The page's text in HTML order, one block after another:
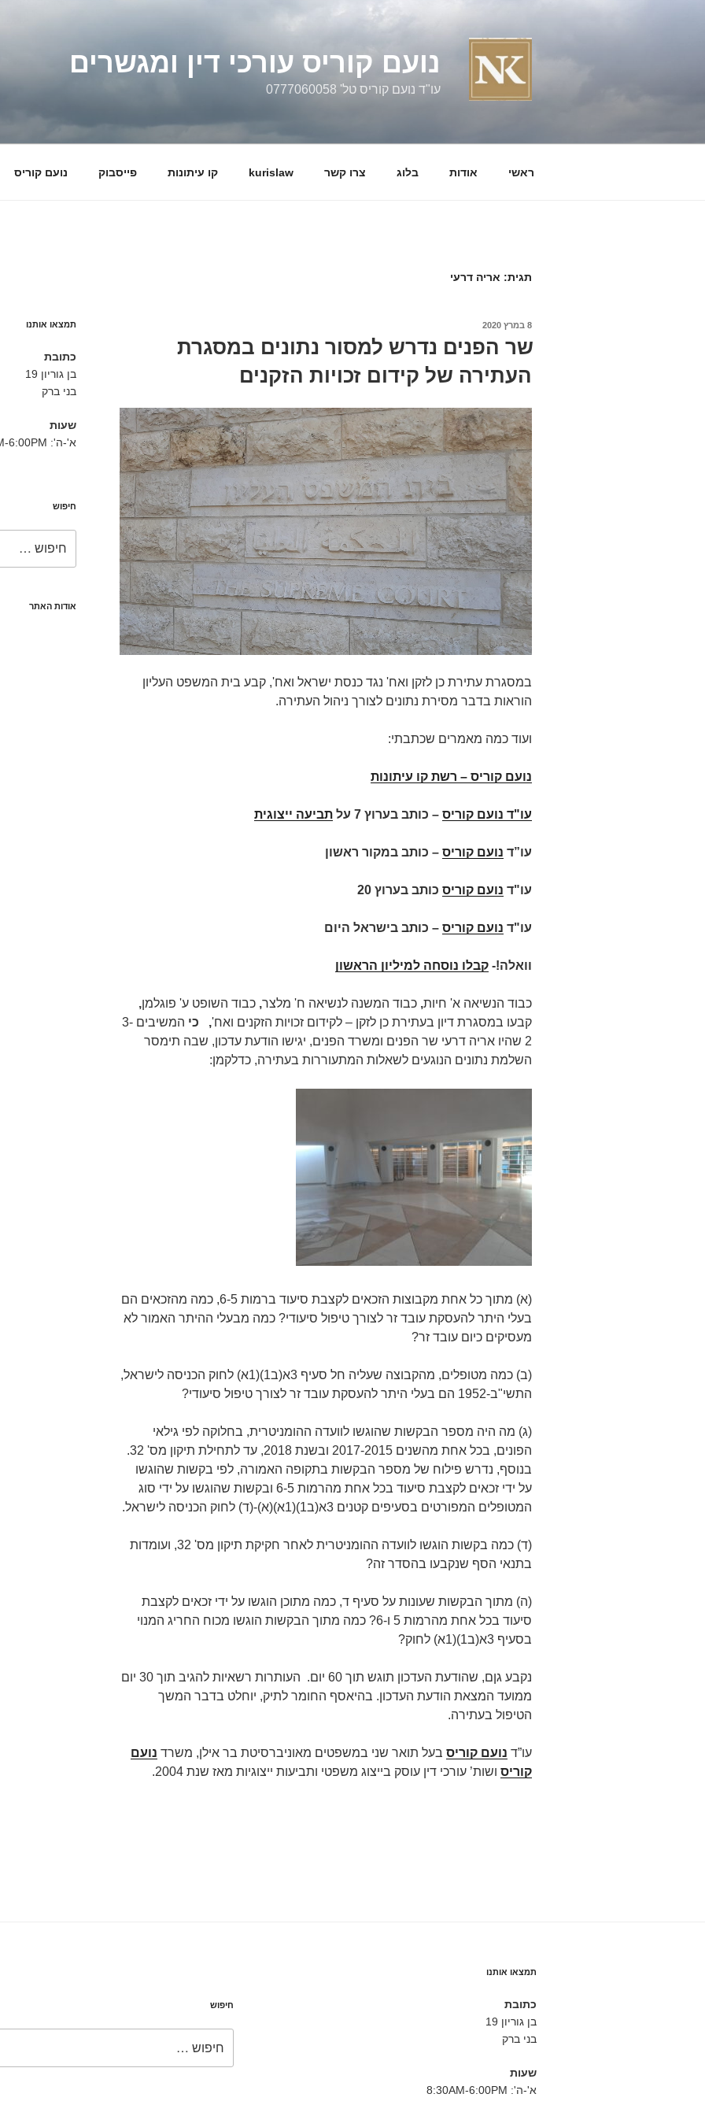
נועם קוריס עורכי דין ומגשרים
עו"ד נועם קוריס טל' 0777060058
ראשי אודות בלוג צרו קשר kurislaw קו עיתונות פייסבוק נועם קוריס
תגית: אריה דרעי
פורסם
8 במרץ 2020
שר הפנים נדרש למסור נתונים במסגרת
העתירה של קידום זכויות הזקנים
במסגרת עתירת כן לזקן ואח' נגד כנסת ישראל ואח', קבע בית המשפט העליון
הוראות בדבר מסירת נתונים לצורך ניהול העתירה.
ועוד כמה מאמרים שכתבתי:
נועם קוריס – רשת קו עיתונות
עו"ד נועם קוריס – כותב בערוץ 7 על תביעה ייצוגית
עו”ד נועם קוריס – כותב במקור ראשון
עו"ד נועם קוריס כותב בערוץ 20
עו"ד נועם קוריס – כותב בישראל היום
וואלה!- קבלו נוסחה למיליון הראשון
כבוד הנשיאה א' חיות, כבוד המשנה לנשיאה ח' מלצר, כבוד השופט ע' פוגלמן,
קבעו במסגרת דיון בעתירת כן לזקן – לקידום זכויות הזקנים ואח', כי
המשיבים 3-
2 שהיו אריה דרעי שר הפנים ומשרד הפנים, יגישו הודעת עדכון, שבה תימסר
השלמת נתונים הנוגעים לשאלות המתעוררות בעתירה, כדלקמן:
(א) מתוך כל אחת מקבוצות הזכאים לקצבת סיעוד ברמות 6-5, כמה מהזכאים הם
בעלי היתר להעסקת עובד זר לצורך טיפול סיעודי? כמה מבעלי ההיתר האמור לא
מעסיקים כיום עובד זר?
(ב) כמה מטופלים, מהקבוצה שעליה חל סעיף 3א(ב1)(1א) לחוק הכניסה לישראל,
התשי"ב-1952 הם בעלי היתר להעסקת עובד זר לצורך טיפול סיעודי?
(ג) מה היה מספר הבקשות שהוגשו לוועדה ההומניטרית, בחלוקה לפי גילאי
הפונים, בכל אחת מהשנים 2017-2015 ובשנת 2018, עד לתחילת תיקון מס' 32.
בנוסף, נדרש פילוח של מספר הבקשות בתקופה האמורה, לפי בקשות שהוגשו
על ידי זכאים לקצבת סיעוד בכל אחת מהרמות 6-5 ובקשות שהוגשו על ידי סוג
המטופלים המפורטים בסעיפים קטנים 3א(ב1)(1א)(א)-(ד) לחוק הכניסה לישראל.
(ד) כמה בקשות הוגשו לוועדה ההומניטרית לאחר חקיקת תיקון מס' 32, ועומדות
בתנאי הסף שנקבעו בהסדר זה?
(ה) מתוך הבקשות שעונות על סעיף ד, כמה מתוכן הוגשו על ידי זכאים לקצבת
סיעוד בכל אחת מהרמות 5 ו-6? כמה מתוך הבקשות הוגשו מכוח החריג המנוי
בסעיף 3א(ב1)(1א) לחוק?
נקבע גןם, שהודעת העדכון תוגש תוך 60 יום. העותרות רשאיות להגיב תוך 30 יום
ממועד המצאת הודעת העדכון. בהיאסף החומר לתיק, יוחלט בדבר המשך
הטיפול בעתירה.
עו”ד נועם קוריס בעל תואר שני במשפטים מאוניברסיטת בר אילן, משרד נועם
קוריס ושות’ עורכי דין עוסק בייצוג משפטי ותביעות ייצוגיות מאז שנת 2004.
תמצאו אותנו
כתובת
בן גוריון 19
בני ברק
שעות
א'-ה': 8:30AM-6:00PM
חיפוש
אודות האתר
תמצאו אותנו
כתובת
בן גוריון 19
בני ברק
שעות
א'-ה': 8:30AM-6:00PM
חיפוש